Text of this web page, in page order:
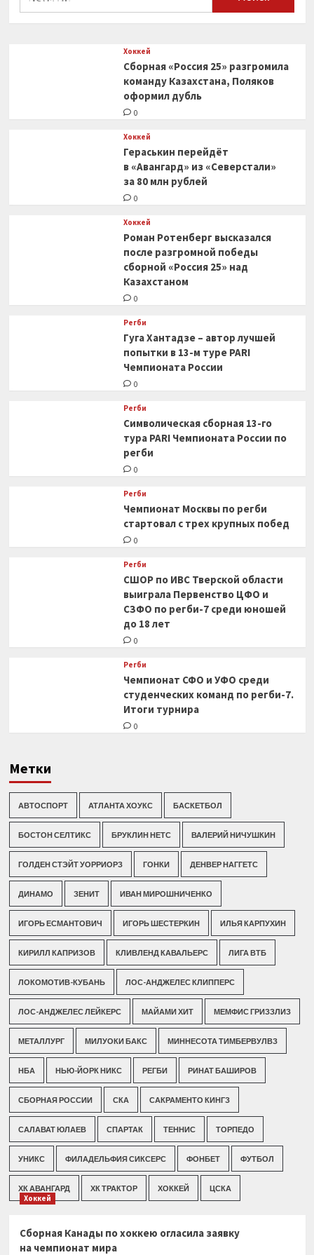
Хоккей
Сборная «Россия 25» разгромила
команду Казахстана, Поляков
оформил дубль
0
Хоккей
Гераськин перейдёт
в «Авангард» из «Северстали»
за 80 млн рублей
0
Хоккей
Роман Ротенберг высказался
после разгромной победы
сборной «Россия 25» над
Казахстаном
0
Регби
Гуга Хантадзе – автор лучшей
попытки в 13-м туре PARI
Чемпионата России
0
Регби
Символическая сборная 13-го
тура PARI Чемпионата России по
регби
0
Регби
Чемпионат Москвы по регби
стартовал с трех крупных побед
0
Регби
СШОР по ИВС Тверской области
выиграла Первенство ЦФО и
СЗФО по регби-7 среди юношей
до 18 лет
0
Регби
Чемпионат СФО и УФО среди
студенческих команд по регби-7.
Итоги турнира
0
Метки
АВТОСПОРТ АТЛАНТА ХОУКС БАСКЕТБОЛ
БОСТОН СЕЛТИКС БРУКЛИН НЕТС ВАЛЕРИЙ НИЧУШКИН
ГОЛДЕН СТЭЙТ УОРРИОРЗ ГОНКИ ДЕНВЕР НАГГЕТС
ДИНАМО ЗЕНИТ ИВАН МИРОШНИЧЕНКО
ИГОРЬ ЕСМАНТОВИЧ ИГОРЬ ШЕСТЕРКИН ИЛЬЯ КАРПУХИН
КИРИЛЛ КАПРИЗОВ КЛИВЛЕНД КАВАЛЬЕРС ЛИГА ВТБ
ЛОКОМОТИВ-КУБАНЬ ЛОС-АНДЖЕЛЕС КЛИППЕРС
ЛОС-АНДЖЕЛЕС ЛЕЙКЕРС МАЙАМИ ХИТ МЕМФИС ГРИЗЗЛИЗ
МЕТАЛЛУРГ МИЛУОКИ БАКС МИННЕСОТА ТИМБЕРВУЛВЗ
НБА НЬЮ-ЙОРК НИКС РЕГБИ РИНАТ БАШИРОВ
СБОРНАЯ РОССИИ СКА САКРАМЕНТО КИНГЗ
САЛАВАТ ЮЛАЕВ СПАРТАК ТЕННИС ТОРПЕДО
УНИКС ФИЛАДЕЛЬФИЯ СИКСЕРС ФОНБЕТ ФУТБОЛ
ХК АВАНГАРД ХК ТРАКТОР ХОККЕЙ ЦСКА
Хоккей
Сборная Канады по хоккею огласила заявку
на чемпионат мира